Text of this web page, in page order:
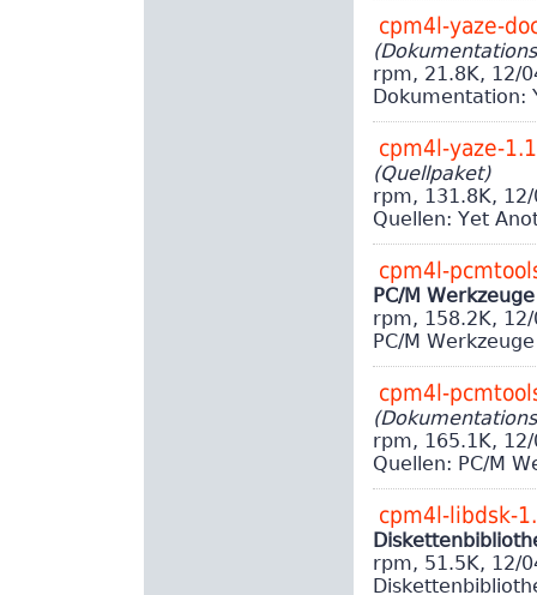
cpm4l-yaze-
rpm, 21.8K, 12/
Dokumentation:
cpm4l-yaze-
(Quellpaket)
rpm, 131.8K,
Quellen: Yet
cpm4l-
PC/M Werkzeuge
rpm, 158.2K,
PC/M Werkzeuge
cpm4l-
rpm, 165.1K,
Quellen: PC/M
cpm4l-libdsk-
rpm, 51.5K, 12/